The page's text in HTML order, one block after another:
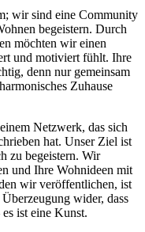
wir sind eine Community
begeistern. Durch
möchten wir einen
und motiviert fühlt. Ihre
denn nur gemeinsam
Zuhause
Netzwerk, das sich
hat. Unser Ziel ist
zu begeistern. Wir
und Ihre Wohnideen mit
wir veröffentlichen, ist
wider, dass
ist eine Kunst.